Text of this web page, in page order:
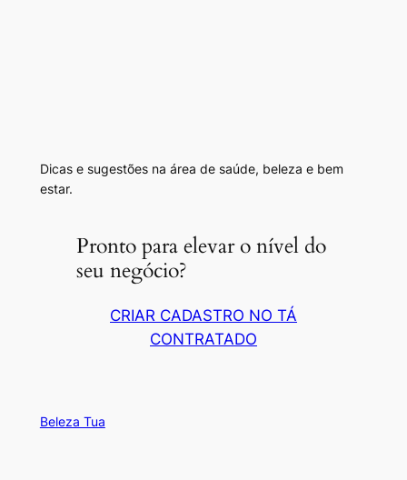
Dicas e sugestões na área de saúde, beleza e bem
estar.
Pronto para elevar o nível do
seu negócio?
CRIAR CADASTRO NO TÁ
CONTRATADO
Beleza Tua